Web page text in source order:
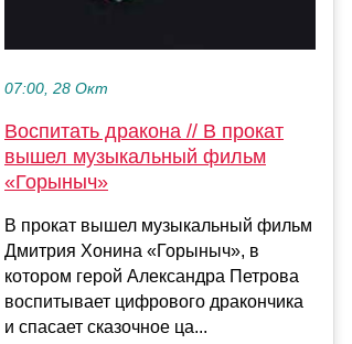
07:00, 28 Окт
Воспитать дракона // В прокат
вышел музыкальный фильм
«Горыныч»
В прокат вышел музыкальный фильм
Дмитрия Хонина «Горыныч», в
котором герой Александра Петрова
воспитывает цифрового дракончика
и спасает сказочное ца...